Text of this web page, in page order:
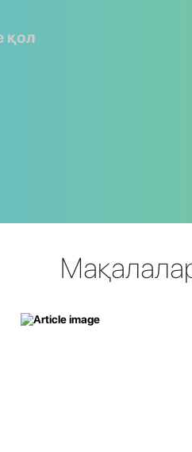
қол